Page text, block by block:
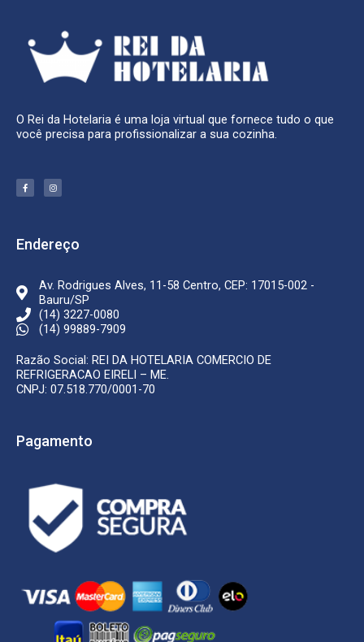
O Rei da Hotelaria é uma loja virtual que fornece tudo o que
você precisa para profissionalizar a sua cozinha.
F
a
c
k
-
I
n
s
m
Endereço
Av. Rodrigues Alves, 11-58 Centro, CEP: 17015-002 -
Bauru/SP
(14) 3227-0080
(14) 99889-7909
Razão Social: REI DA HOTELARIA COMERCIO DE
REFRIGERACAO EIRELI – ME.
CNPJ: 07.518.770/0001-70
Pagamento